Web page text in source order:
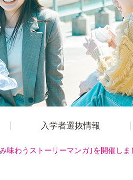
入学者選抜情報
味わうストーリーマンガ｣を開催しま